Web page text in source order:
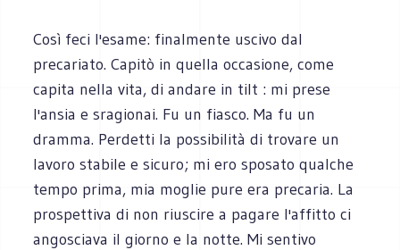
Così feci l'esame: finalmente uscivo dal
precariato. Capitò in quella occasione, come
capita nella vita, di andare in tilt : mi prese
l'ansia e sragionai. Fu un fiasco. Ma fu un
dramma. Perdetti la possibilità di trovare un
lavoro stabile e sicuro; mi ero sposato qualche
tempo prima, mia moglie pure era precaria. La
prospettiva di non riuscire a pagare l'affitto ci
angosciava il giorno e la notte. Mi sentivo